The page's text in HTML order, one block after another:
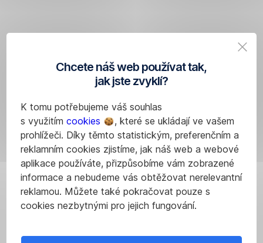
Chcete náš web používat tak,
jak jste zvyklí?
K tomu potřebujeme váš souhlas
s využitím cookies
, které se ukládají ve vašem
prohlížeči. Díky těmto statistickým, preferenčním a
reklamním cookies zjistíme, jak náš web a webové
aplikace používáte, přizpůsobíme vám zobrazené
informace a nebudeme vás obtěžovat nerelevantní
reklamou. Můžete také pokračovat pouze s
cookies nezbytnými pro jejich fungování.